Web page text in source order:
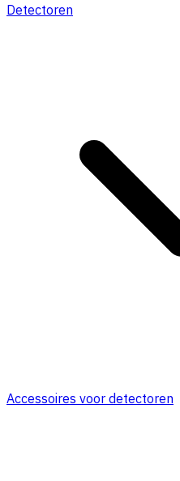
Detectoren
Accessoires voor detectoren